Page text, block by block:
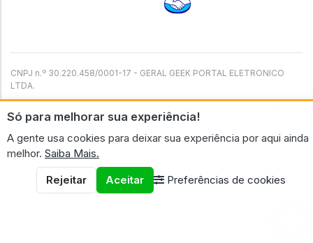
Só para melhorar sua experiência!
A gente usa cookies para deixar sua experiência por aqui ainda
melhor. Saiba Mais.
Rejeitar
Aceitar Preferências de cookies
CNPJ n.º 30.220.458/0001-17 - GERAL GEEK PORTAL ELETRONICO
LTDA.
© 2026 Geral Geek Termos de uso